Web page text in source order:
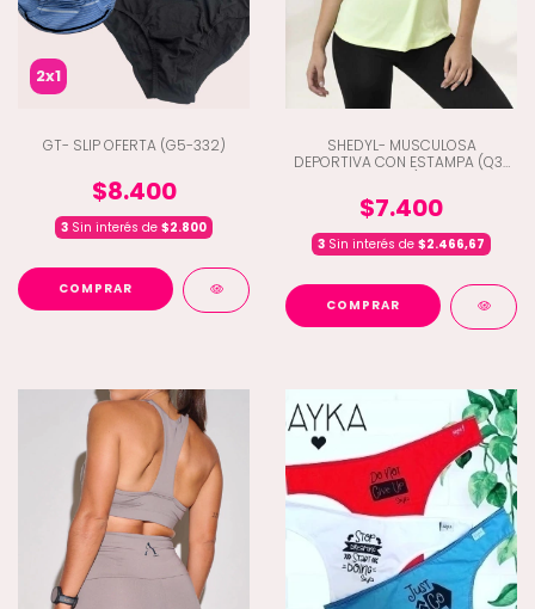
2x1
GT- SLIP OFERTA (G5-332)
$8.400
3 Sin interés de $2.800
COMPRAR
SHEDYL- MUSCULOSA
DEPORTIVA CON ESTAMPA (Q3-
$7.400
3 Sin interés de $2.466,67
COMPRAR